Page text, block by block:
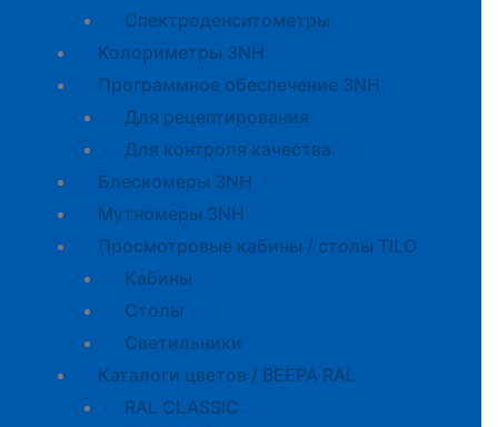
Спектроденситометры
Колориметры 3NH
Программное обеспечение 3NH
Для рецептирования
Для контроля качества
Блескомеры 3NH
Мутномеры 3NH
Просмотровые кабины / столы TILO
Кабины
Cтолы
Светильники
Каталоги цветов / BEEPA RAL
RAL CLASSIC